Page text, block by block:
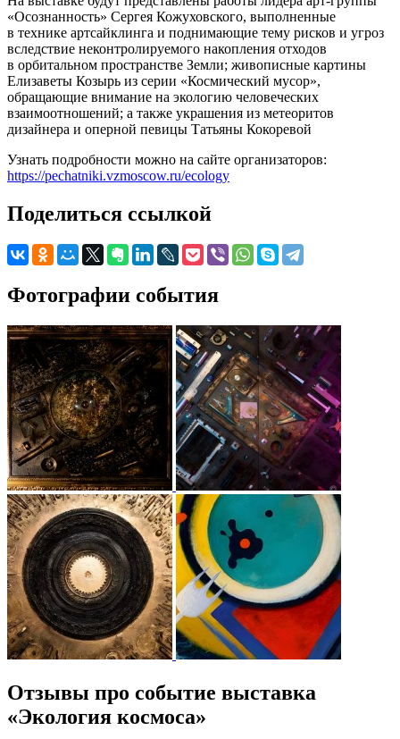
«Осознанность» Сергея Кожуховского, выполненные
в технике артсайклинга и поднимающие тему рисков и угроз
вследствие неконтролируемого накопления отходов
в орбитальном пространстве Земли; живописные картины
Елизаветы Козырь из серии «Космический мусор»,
обращающие внимание на экологию человеческих
взаимоотношений; а также украшения из метеоритов
дизайнера и оперной певицы Татьяны Кокоревой
Узнать подробности можно на сайте организаторов:
https://pechatniki.vzmoscow.ru/ecology
Поделиться ссылкой
Фотографии события
Отзывы про событие выставка
«Экология космоса»